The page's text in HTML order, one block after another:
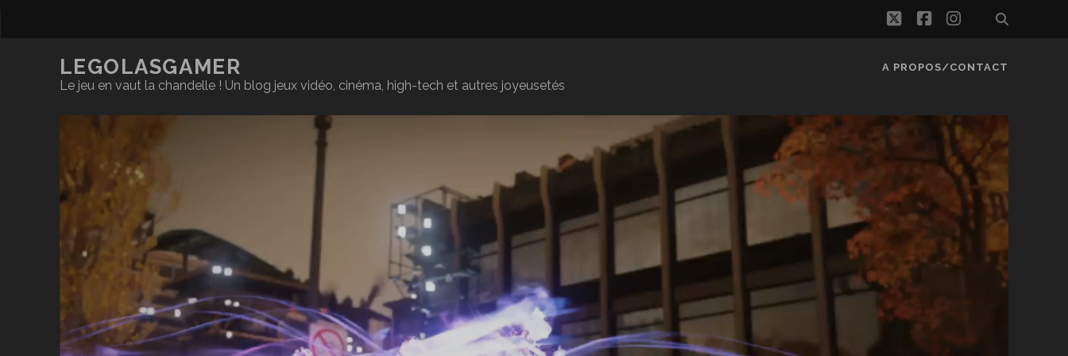
twitterfacebook
instagram
LEGOLASGAMER
Le jeu en vaut la chandelle ! Un blog jeux vidéo, cinéma, high-tech et autres joyeusetés
A PROPOS/CONTACT